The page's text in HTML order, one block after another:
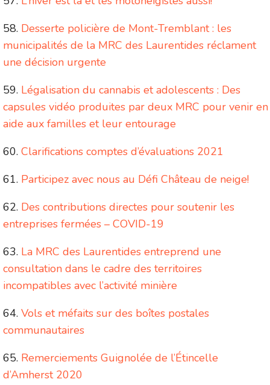
Desserte policière de Mont-Tremblant : les
municipalités de la MRC des Laurentides réclament
une décision urgente
Légalisation du cannabis et adolescents : Des
capsules vidéo produites par deux MRC pour venir en
aide aux familles et leur entourage
Clarifications comptes d’évaluations 2021
Participez avec nous au Défi Château de neige!
Des contributions directes pour soutenir les
entreprises fermées – COVID-19
La MRC des Laurentides entreprend une
consultation dans le cadre des territoires
incompatibles avec l’activité minière
Vols et méfaits sur des boîtes postales
communautaires
Remerciements Guignolée de l’Étincelle
d’Amherst 2020